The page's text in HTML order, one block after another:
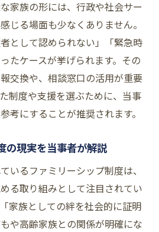
家族の形には、行政や社会サー
じる場面も少なくありません。
として認められない」「緊急時
たケースが挙げられます。その
交換や、相談窓口の活用が重要
制度や支援を選ぶために、当事
考にすることが推奨されます。
の現実を当事者が解説
いるファミリーシップ制度は、
る取り組みとして注目されてい
家族としての絆を社会的に証明
や高齢家族との関係が明確にな